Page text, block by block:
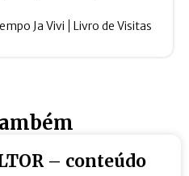
Ja Vivi Livro de Visitas
– conteúdo